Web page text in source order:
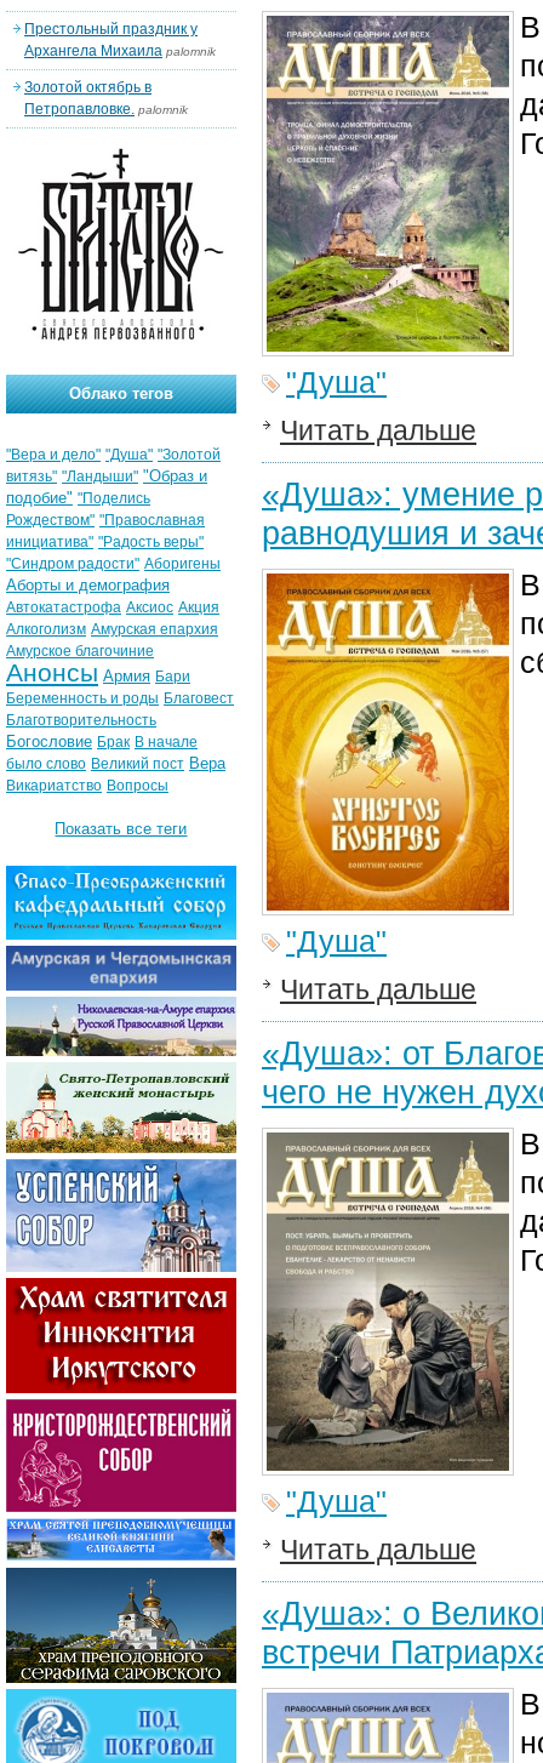
"Душа"
Читать дальше
«Душа»: умение
равнодушия и
"Душа"
Читать дальше
«Душа»: от
чего не нужен
"Душа"
Читать дальше
«Душа»: о
встречи
Престольный праздник у
Архангела Михаила palomnik
Золотой октябрь в
Петропавловке. palomnik
Облако тегов
"Вера и дело" "Душа" "Золотой
витязь" "Ландыши" "Образ и
подобие" "Поделись
Рождеством" "Православная
инициатива" "Радость веры"
"Синдром радости" Аборигены
Аборты и демография
Автокатастрофа Аксиос Акция
Алкоголизм Амурская епархия
Амурское благочиние
Анонсы Армия Бари
Беременность и роды Благовест
Благотворительность
Богословие Брак В начале
было слово Великий пост Вера
Викариатство Вопросы
Показать все теги